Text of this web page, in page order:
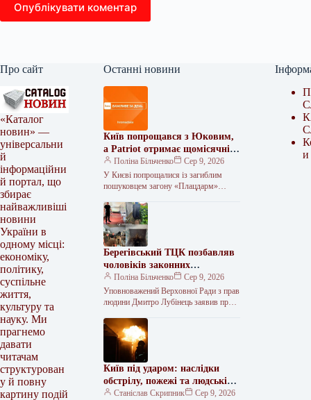
Опублікувати коментар
Про сайт
«Каталог
новин» —
універсальни
й
інформаційни
й портал, що
збирає
найважливіші
новини
України в
одному місці:
економіку,
політику,
суспільне
життя,
культуру та
науку. Ми
прагнемо
давати
читачам
структурован
у й повну
картину подій
Останні новини
Київ попрощався з Юковим,
а Patriot отримає щомісячні
поставки ракет
Поліна Більченко
Сер 9, 2026
У Києві попрощалися із загиблим
пошуковцем загону «Плацдарм»
Володимир Зеленський заявив, що
США постачатимуть Україні
Берегівський ТЦК позбавляв
чоловіків законних
відстрочок масово
Поліна Більченко
Сер 9, 2026
Уповноважений Верховної Ради з прав
людини Дмитро Лубінець заявив про
військовозобов’язаних та незаконне
позбавлення відстрочок у
Берегівському
Київ під ударом: наслідки
обстрілу, пожежі та людські
втрати
Станіслав Скрипник Сер 9, 2026
и